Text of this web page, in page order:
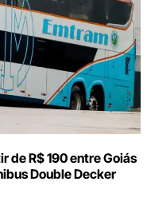
de R$ 190 entre Goiás
Double Decker